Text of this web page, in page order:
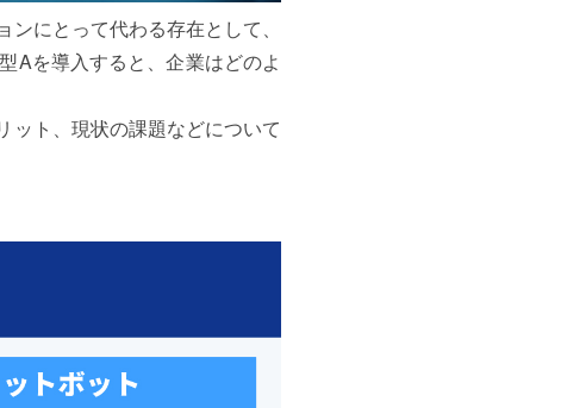
にとって代わる存在として、
Aを導入すると、企業はどのよ
ット、現状の課題などについて